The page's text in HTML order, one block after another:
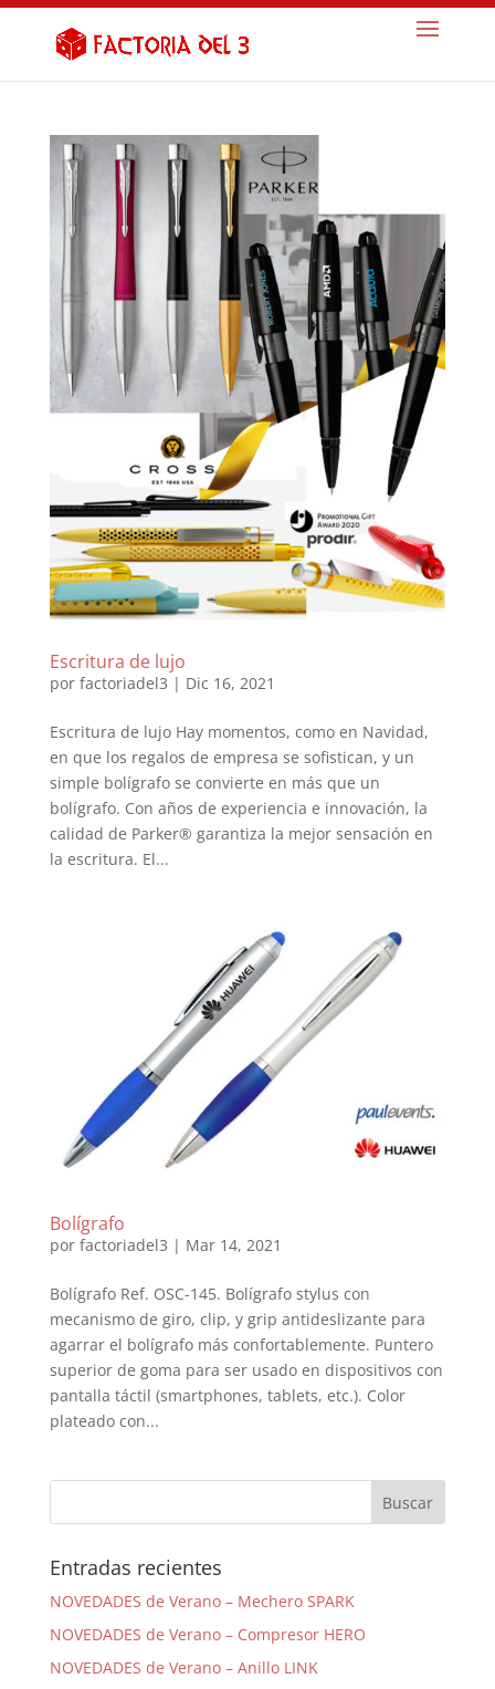
Escritura de lujo
por factoriadel3 | Dic 16, 2021
Escritura de lujo Hay momentos, como en Navidad,
en que los regalos de empresa se sofistican, y un
simple bolígrafo se convierte en más que un
bolígrafo. Con años de experiencia e innovación, la
calidad de Parker® garantiza la mejor sensación en
la escritura. El...
Bolígrafo
por factoriadel3 | Mar 14, 2021
Bolígrafo Ref. OSC-145. Bolígrafo stylus con
mecanismo de giro, clip, y grip antideslizante para
agarrar el bolígrafo más confortablemente. Puntero
superior de goma para ser usado en dispositivos con
pantalla táctil (smartphones, tablets, etc.). Color
plateado con...
Entradas recientes
NOVEDADES de Verano – Mechero SPARK
NOVEDADES de Verano – Compresor HERO
NOVEDADES de Verano – Anillo LINK